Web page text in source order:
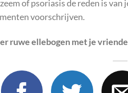
of psoriasis de reden is
voorschrijven.
ruwe ellebogenmet je